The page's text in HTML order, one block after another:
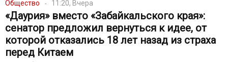
Общество 11:20, Вчера
«Даурия» вместо «Забайкальского края»:
сенатор предложил вернуться к идее, от
которой отказались 18 лет назад из страха
перед Китаем